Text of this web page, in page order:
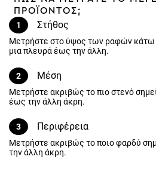
1 Στήθος
Μετρήστε στο ύψος των ραφών κάτω
πλευρά έως την άλλη.
Μετρήστε ακριβώς το πιο στενό σημείο
την άλλη άκρη.
Μετρήστε ακριβώς το ποιο φαρδύ
άλλη άκρη.